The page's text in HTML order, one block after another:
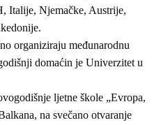
Italije, Njemačke, Austrije,
organiziraju međunarodnu
domaćin je Univerzitet u
ljetne škole „Evropa,
na svečano otvaranje